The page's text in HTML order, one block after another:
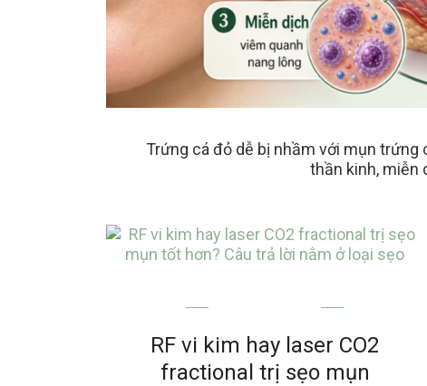
Trứng cá đỏ dễ bị nhầm với mụn
thần kinh, miễn
RF vi kim hay laser CO2
fractional trị sẹo mụn